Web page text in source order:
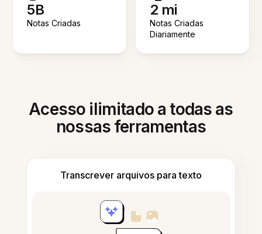
5B
Notas Criadas
2 mi
Notas Criadas
Diariamente
Acesso ilimitado a todas as
nossas ferramentas
Transcrever arquivos para texto